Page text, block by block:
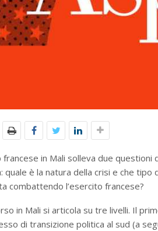
francese in Mali solleva due
quale è la natura della crisi e che
combattendo l’esercito francese?
in Mali si articola su tre livelli. Il
di transizione politica al sud (a